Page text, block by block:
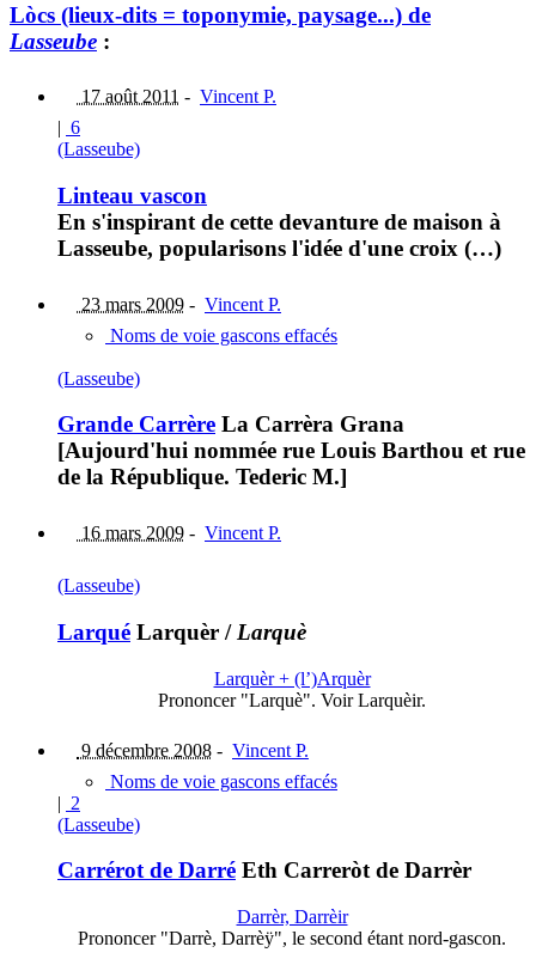
Lòcs (lieux-dits = toponymie, paysage...) de
Lasseube :
17 août 2011 - Vincent P.
| 6
(Lasseube)
Linteau vascon
En s'inspirant de cette devanture de maison à
Lasseube, popularisons l'idée d'une croix (…)
23 mars 2009 - Vincent P.
Noms de voie gascons effacés
(Lasseube)
Grande Carrère La Carrèra Grana
[Aujourd'hui nommée rue Louis Barthou et rue
de la République. Tederic M.]
16 mars 2009 - Vincent P.
(Lasseube)
Larqué Larquèr / Larquè
Larquèr + (l’)Arquèr
Prononcer "Larquè". Voir Larquèir.
9 décembre 2008 - Vincent P.
Noms de voie gascons effacés
| 2
(Lasseube)
Carrérot de Darré Eth Carreròt de Darrèr
Darrèr, Darrèir
Prononcer "Darrè, Darrèÿ", le second étant nord-gascon.